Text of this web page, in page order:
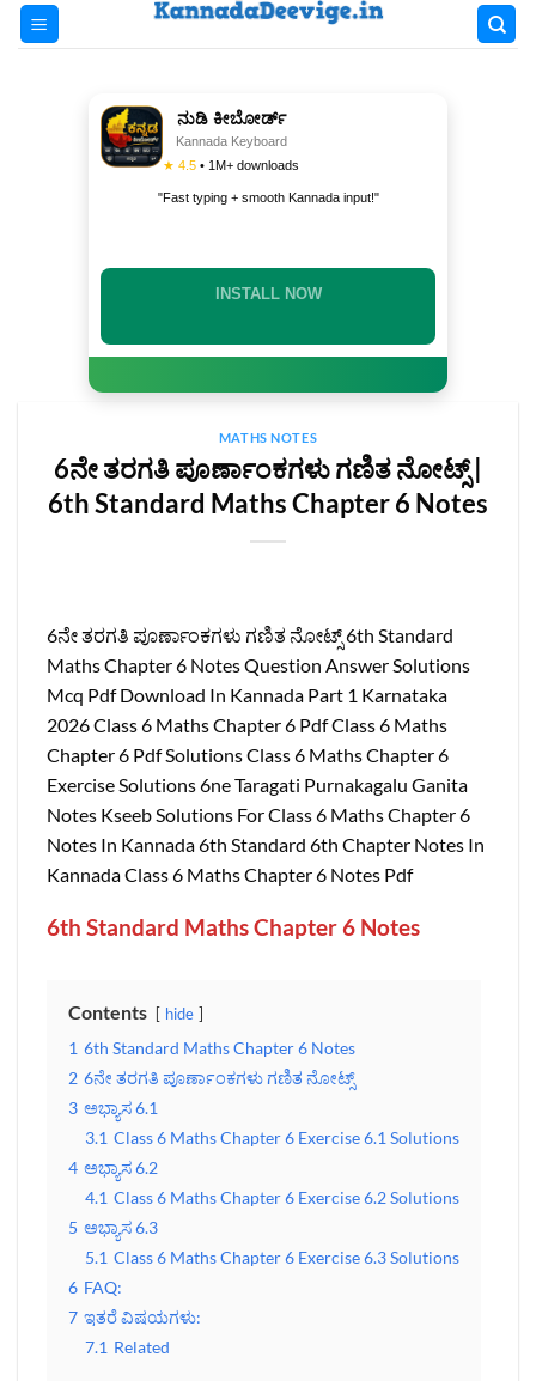
Skip
ನುಡಿ ಕೀಬೋರ್ಡ್
Kannada Keyboard
★ 4.5 • 1M+ downloads
"Fast typing + smooth Kannada input!"
INSTALL NOW
MATHS NOTES
6ನೇ ತರಗತಿ ಪೂರ್ಣಾಂಕಗಳು ಗಣಿತ ನೋಟ್ಸ್‌ |
6th Standard Maths Chapter 6 Notes
6ನೇ ತರಗತಿ ಪೂರ್ಣಾಂಕಗಳು ಗಣಿತ ನೋಟ್ಸ್‌ 6th Standard
Maths Chapter 6 Notes Question Answer Solutions
Mcq Pdf Download In Kannada Part 1 Karnataka
2026 Class 6 Maths Chapter 6 Pdf Class 6 Maths
Chapter 6 Pdf Solutions Class 6 Maths Chapter 6
Exercise Solutions 6ne Taragati Purnakagalu Ganita
Notes Kseeb Solutions For Class 6 Maths Chapter 6
Notes In Kannada 6th Standard 6th Chapter Notes In
Kannada Class 6 Maths Chapter 6 Notes Pdf
6th Standard Maths Chapter 6 Notes
Contents hide
1 6th Standard Maths Chapter 6 Notes
2 6ನೇ ತರಗತಿ ಪೂರ್ಣಾಂಕಗಳು ಗಣಿತ ನೋಟ್ಸ್‌
3 ಅಭ್ಯಾಸ 6.1
3.1 Class 6 Maths Chapter 6 Exercise 6.1 Solutions
4 ಅಭ್ಯಾಸ 6.2
4.1 Class 6 Maths Chapter 6 Exercise 6.2 Solutions
5 ಅಭ್ಯಾಸ 6.3
5.1 Class 6 Maths Chapter 6 Exercise 6.3 Solutions
6 FAQ:
7 ಇತರೆ ವಿಷಯಗಳು:
7.1 Related